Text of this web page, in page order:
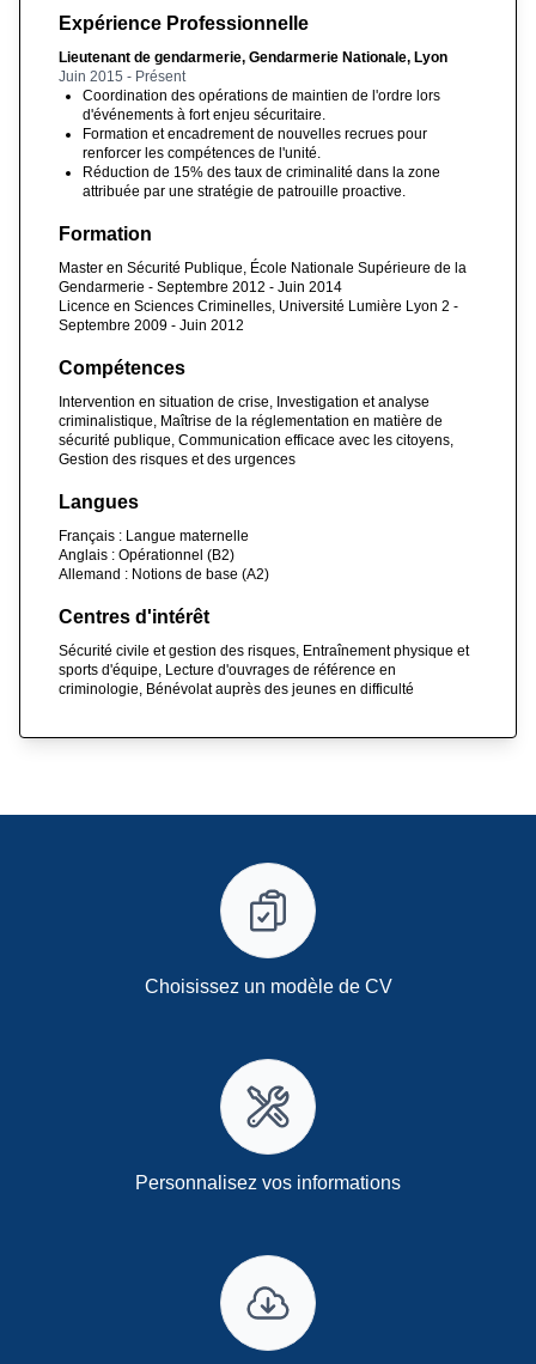
Expérience Professionnelle
Lieutenant de gendarmerie, Gendarmerie Nationale, Lyon
Juin 2015 - Présent
Coordination des opérations de maintien de l'ordre lors
d'événements à fort enjeu sécuritaire.
Formation et encadrement de nouvelles recrues pour
renforcer les compétences de l'unité.
Réduction de 15% des taux de criminalité dans la zone
attribuée par une stratégie de patrouille proactive.
Formation
Master en Sécurité Publique, École Nationale Supérieure de la
Gendarmerie - Septembre 2012 - Juin 2014
Licence en Sciences Criminelles, Université Lumière Lyon 2 -
Septembre 2009 - Juin 2012
Compétences
Intervention en situation de crise, Investigation et analyse
criminalistique, Maîtrise de la réglementation en matière de
sécurité publique, Communication efficace avec les citoyens,
Gestion des risques et des urgences
Langues
Français : Langue maternelle
Anglais : Opérationnel (B2)
Allemand : Notions de base (A2)
Centres d'intérêt
Sécurité civile et gestion des risques, Entraînement physique et
sports d'équipe, Lecture d'ouvrages de référence en
criminologie, Bénévolat auprès des jeunes en difficulté
Choisissez un modèle de CV
Personnalisez vos informations